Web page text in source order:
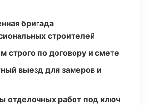
бригада
строителей
строго по договору и смете
выезд для замеров и
отделочных работ под ключ